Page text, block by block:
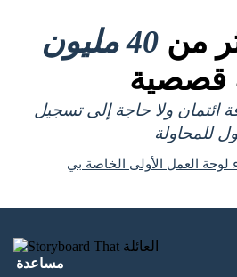
من 40 مليون
قصصية
ائتمان ولا حاجة إلى تسجيل
لوحة العمل الأولى الخاصة بي
مساعدة